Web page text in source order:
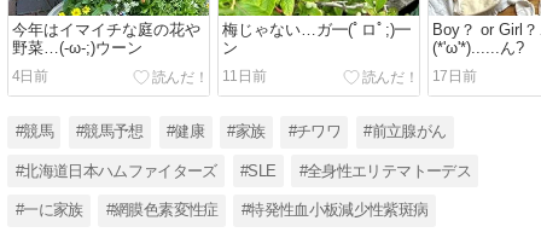
今年はイマイチな庭の花や
野菜…(-ω-;)ウーン
4日前
梅じゃない…ガ━(ﾟロﾟ;)━
ン
11日前
Boy？ or Girl
(*'ω'*)......ん?
17日前
#競馬 #競馬予想 #健康 #家族 #チワワ #前立腺がん
#北海道日本ハムファイターズ #SLE #全身性エリテマトーデス
#一に家族 #網膜色素変性症 #特発性血小板減少性紫斑病